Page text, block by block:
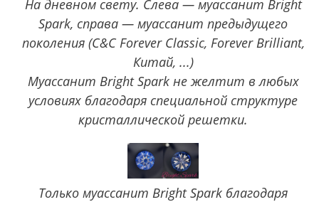
На дневном свету. Слева — муассанит Bright
Spark, справа — муассанит предыдущего
поколения (C&C Forever Classic, Forever Brilliant,
Китай, ...)
Муассанит Bright Spark не желтит в любых
условиях благодаря специальной структуре
кристаллической решетки.
Только муассанит Bright Spark благодаря